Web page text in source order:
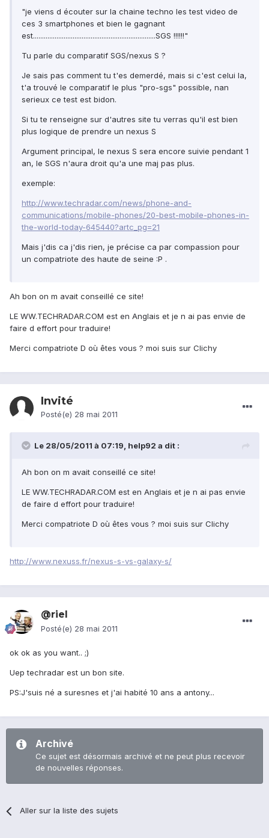
"je viens d écouter sur la chaine techno les test video de
ces 3 smartphones et bien le gagnant
est....................................................................SGS !!!!!!"
Tu parle du comparatif SGS/nexus S ?
Je sais pas comment tu t'es demerdé, mais si c'est celui la,
t'a trouvé le comparatif le plus "pro-sgs" possible, nan
serieux ce test est bidon.
Si tu te renseigne sur d'autres site tu verras qu'il est bien
plus logique de prendre un nexus S
Argument principal, le nexus S sera encore suivie pendant 1
an, le SGS n'aura droit qu'a une maj pas plus.
exemple:
http://www.techradar.com/news/phone-and-
communications/mobile-phones/20-best-mobile-phones-in-
the-world-today-645440?artc_pg=21
Mais j'dis ca j'dis rien, je précise ca par compassion pour
un compatriote des haute de seine :P .
Ah bon on m avait conseillé ce site!
LE WW.TECHRADAR.COM est en Anglais et je n ai pas envie de
faire d effort pour traduire!
Merci compatriote D où êtes vous ? moi suis sur Clichy
Invité
Posté(e) 28 mai 2011
Le 28/05/2011 à 07:19, help92 a dit :
Ah bon on m avait conseillé ce site!
LE WW.TECHRADAR.COM est en Anglais et je n ai pas envie
de faire d effort pour traduire!
Merci compatriote D où êtes vous ? moi suis sur Clichy
http://www.nexuss.fr/nexus-s-vs-galaxy-s/
@riel
Posté(e) 28 mai 2011
ok ok as you want.. ;)
Uep techradar est un bon site.
PS:J'suis né a suresnes et j'ai habité 10 ans a antony...
Archivé
Ce sujet est désormais archivé et ne peut plus recevoir
de nouvelles réponses.
Aller sur la liste des sujets